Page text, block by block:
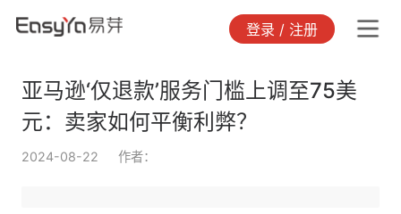
登录 / 注册
亚马逊‘仅退款’服务门槛上调至75美
元：卖家如何平衡利弊？
2024-08-22 作者：